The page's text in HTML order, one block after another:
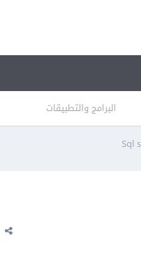
البرامج والتطبيقات